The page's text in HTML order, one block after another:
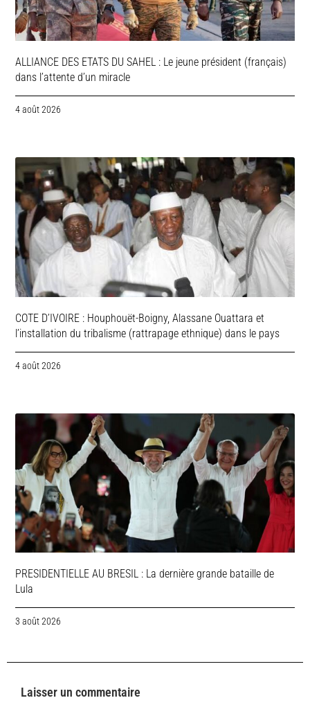
ALLIANCE DES ETATS DU SAHEL : Le jeune président (français)
dans l’attente d’un miracle
4 août 2026
COTE D’IVOIRE : Houphouët-Boigny, Alassane Ouattara et
l’installation du tribalisme (rattrapage ethnique) dans le pays
4 août 2026
PRESIDENTIELLE AU BRESIL : La dernière grande bataille de
Lula
3 août 2026
Laisser un commentaire